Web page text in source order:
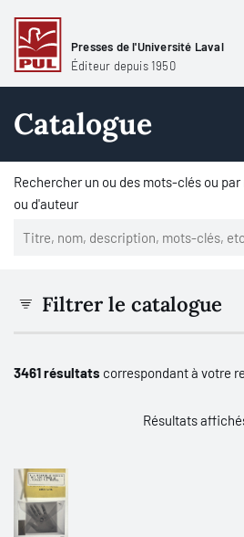
Presses de l'Université Laval
Éditeur depuis 1950
Catalogue
Rechercher un ou des mots-clés ou
ou d'auteur
Filtrer le catalogue
3461 résultats correspondant à votre
Résultats